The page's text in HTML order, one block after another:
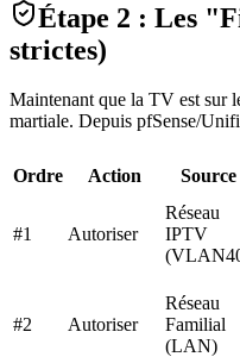
Étape 2 : Les
strictes)
Maintenant que la TV est
martiale. Depuis pfSense/
Ordre Action Source
#1 Autoriser
Réseau
IPTV
#2 Autoriser
Réseau
Familial
(LAN)